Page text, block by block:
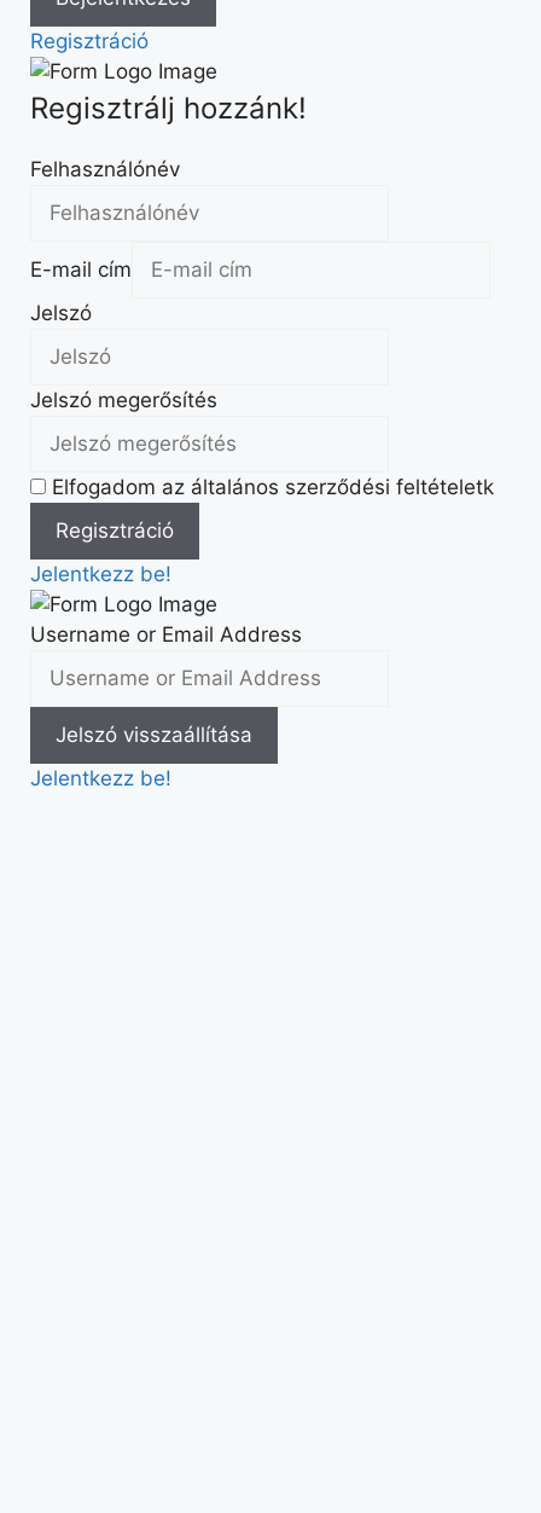
Regisztráció
Regisztrálj hozzánk!
Felhasználónév
E-mail cím
Jelszó
Jelszó megerősítés
Elfogadom az általános szerződési feltételetk
Jelentkezz be!
Username or Email Address
Jelentkezz be!